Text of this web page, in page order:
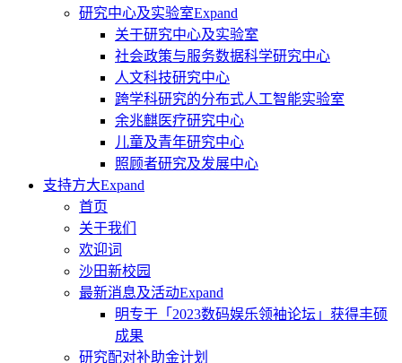
研究中心及实验室Expand
关于研究中心及实验室
社会政策与服务数据科学研究中心
人文科技研究中心
跨学科研究的分布式人工智能实验室
余兆麒医疗研究中心
儿童及青年研究中心
照顾者研究及发展中心
支持方大Expand
首页
关于我们
欢迎词
沙田新校园
最新消息及活动Expand
明专于「2023数码娱乐领袖论坛」获得丰硕
成果
研究配对补助金计划